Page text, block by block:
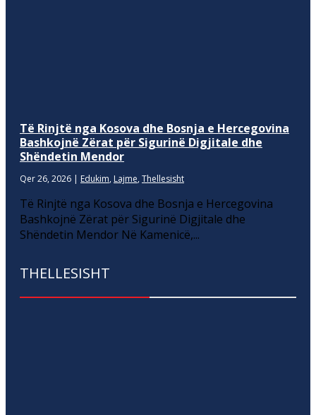
Të Rinjtë nga Kosova dhe Bosnja e Hercegovina
Bashkojnë Zërat për Sigurinë Digjitale dhe
Shëndetin Mendor
Qer 26, 2026 | Edukim, Lajme, Thellesisht
Të Rinjtë nga Kosova dhe Bosnja e Hercegovina
Bashkojnë Zërat për Sigurinë Digjitale dhe
Shëndetin Mendor Në Kamenicë,...
THELLESISHT